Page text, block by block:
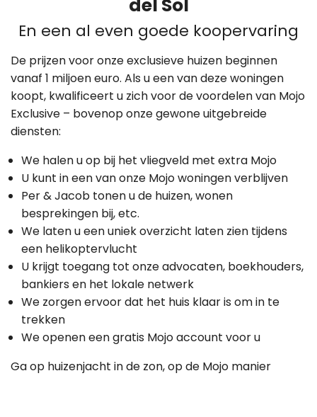
del Sol
En een al even goede koopervaring
De prijzen voor onze exclusieve huizen beginnen
vanaf 1 miljoen euro. Als u een van deze woningen
koopt, kwalificeert u zich voor de voordelen van Mojo
Exclusive – bovenop onze gewone uitgebreide
diensten:
We halen u op bij het vliegveld met extra Mojo
U kunt in een van onze Mojo woningen verblijven
Per & Jacob tonen u de huizen, wonen
besprekingen bij, etc.
We laten u een uniek overzicht laten zien tijdens
een helikoptervlucht
U krijgt toegang tot onze advocaten, boekhouders,
bankiers en het lokale netwerk
We zorgen ervoor dat het huis klaar is om in te
trekken
We openen een gratis Mojo account voor u
Ga op huizenjacht in de zon, op de Mojo manier